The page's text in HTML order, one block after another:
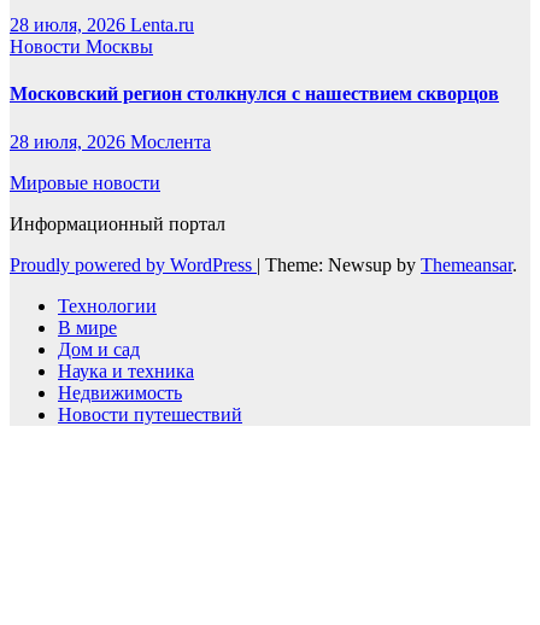
28 июля, 2026 Lenta.ru
Новости Москвы
Московский регион столкнулся с нашествием скворцов
28 июля, 2026 Мослента
Мировые новости
Информационный портал
Proudly powered by WordPress | Theme: Newsup by Themeansar.
Технологии
В мире
Дом и сад
Наука и техника
Недвижимость
Новости путешествий